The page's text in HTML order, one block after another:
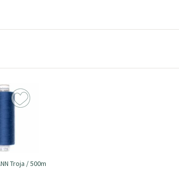
Troja / 500m